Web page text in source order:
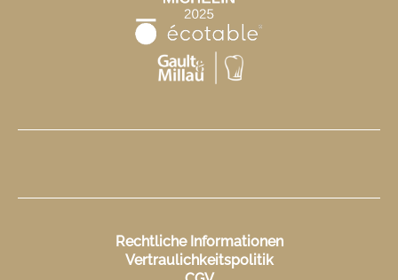
Rechtliche Informationen
Vertraulichkeitspolitik